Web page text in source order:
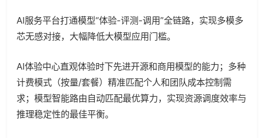
AI服务平台打通模型“体验-评测 -调用”全链路，实现多模多
芯无感对接，大幅降低大模型应用门槛。
AI体验中心直观体验时下先进开源和商用模型的能力；多种
计费模式（按量/套餐）精准匹配个人和团队成本控制需
求；模型智能路由自动匹配最优算力，实现资源调度效率与
推理稳定性的最佳平衡。